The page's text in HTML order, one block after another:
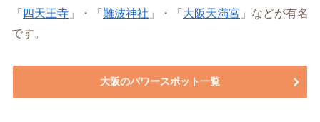
「 四天王寺 」・「 難波神社 」・「 大阪天満宮 」などが有名
です。
大阪のパワースポット一覧